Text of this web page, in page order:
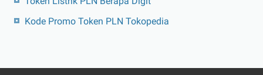
Kode Promo Token PLN Tokopedia